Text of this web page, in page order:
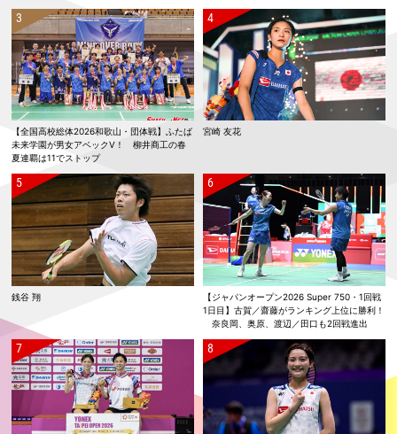
覇！
【全国高校総体2026和歌山・団体戦】ふたば
未来学園が男女アベックV！ 柳井商工の春
夏連覇は11でストップ
宮崎 友花
銭谷 翔
【ジャパンオープン2026 Super 750・1回戦
1日目】古賀／齋藤がランキング上位に勝利！
奈良岡、奥原、渡辺／田口も2回戦進出